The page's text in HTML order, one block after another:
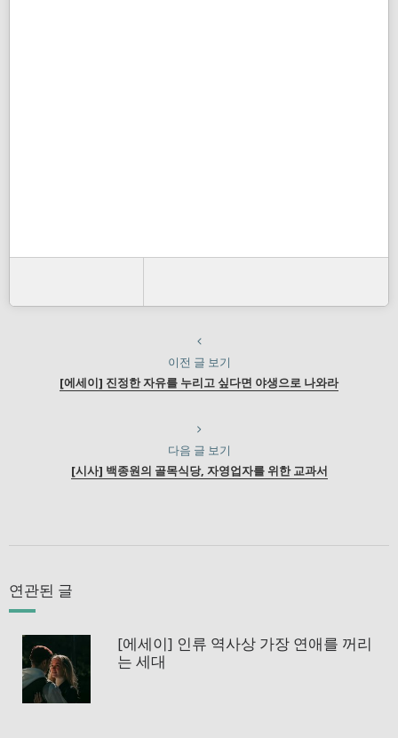
이전 글 보기
[에세이] 진정한 자유를 누리고 싶다면 야생으로 나와라
다음 글 보기
[시사] 백종원의 골목식당, 자영업자를 위한 교과서
연관된 글
[에세이] 인류 역사상 가장 연애를 꺼리
는 세대